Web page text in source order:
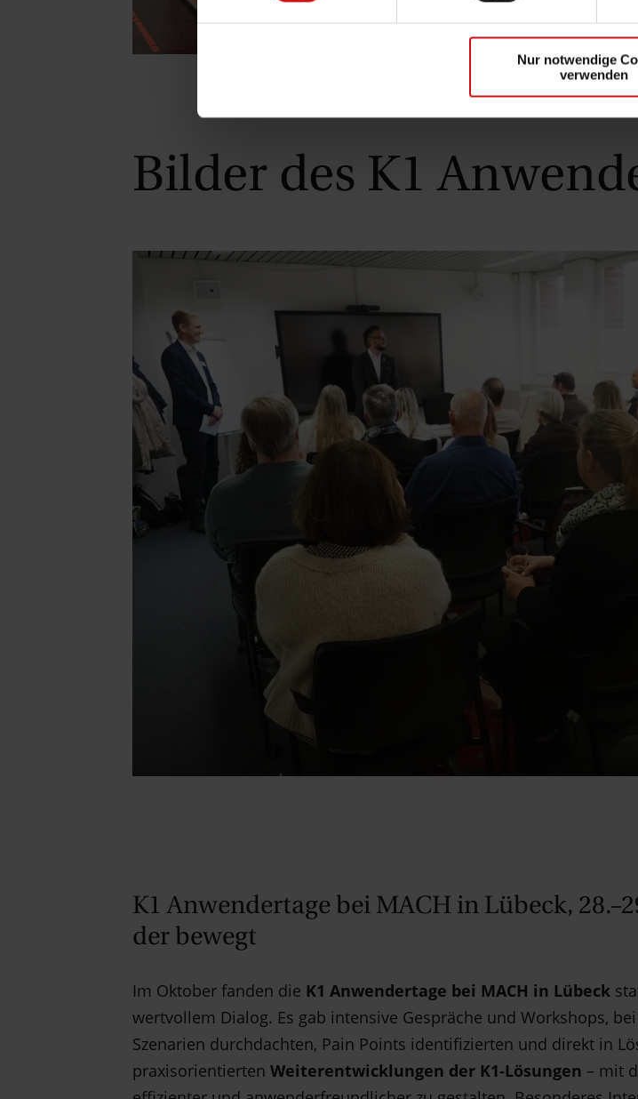
Nur notwendige
verwenden
Bilder des K1
K1 Anwendertage bei MACH in Lübeck,
der bewegt
Im Oktober fanden die K1 Anwendertage bei MACH in Lübeck
wertvollem Dialog. Es gab intensive Gespräche und Workshops,
Szenarien durchdachten, Pain Points identifizierten und direkt in
praxisorientiertenWeiterentwicklungen der K1-Lösungen – mit